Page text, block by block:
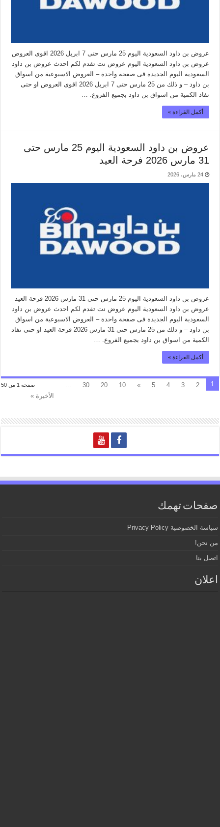
عروض بن داود السعودية اليوم 25 مارس حتى 7 ابريل 2026 اقوى العروض
عروض بن داود السعودية اليوم عروض نت تقدم لكم احدث عروض بن داود
السعودية اليوم الجديدة فى صفحة واحدة – العروض الاسبوعية من اسواق
بن داود – و ذلك من 25 مارس حتى 7 ابريل 2026 اقوى العروض او حتى
نفاذ الكمية من اسواق بن داود بجميع الفروع. …
أكمل القراءة »
عروض بن داود السعودية اليوم 25 مارس حتى
31 مارس 2026 فرحة العيد
24 مارس، 2026
عروض بن داود السعودية اليوم 25 مارس حتى 31 مارس 2026 فرحة العيد
عروض بن داود السعودية اليوم عروض نت تقدم لكم احدث عروض بن داود
السعودية اليوم الجديدة فى صفحة واحدة – العروض الاسبوعية من اسواق
بن داود – و ذلك من 25 مارس حتى 31 مارس 2026 فرحة العيد او حتى نفاذ
الكمية من اسواق بن داود بجميع الفروع. …
أكمل القراءة »
صفحة 1 من 50 1
2
3
4
5
»
10
20
30
الأخيرة »
صفحات تهمك
سياسة الخصوصية Privacy Policy
من نحن!
اتصل بنا
اعلان